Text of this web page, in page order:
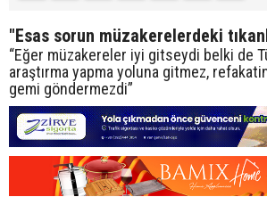
"Esas sorun müzakerelerdeki
“Eğer müzakereler iyi gitseydi belki de
araştırma yapma yoluna gitmez,
gemi göndermezdi”